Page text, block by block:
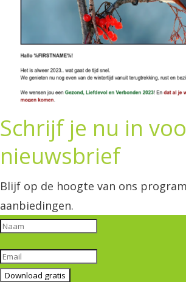
Schrijf je nu in
nieuwsbrief
Blijf op de hoogte van ons
aanbiedingen.
Download gratis